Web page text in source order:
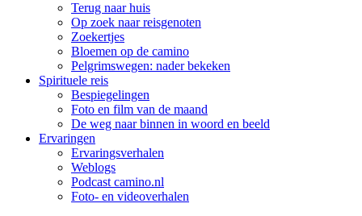
Terug naar huis
Op zoek naar reisgenoten
Zoekertjes
Bloemen op de camino
Pelgrimswegen: nader bekeken
Spirituele reis
Bespiegelingen
Foto en film van de maand
De weg naar binnen in woord en beeld
Ervaringen
Ervaringsverhalen
Weblogs
Podcast camino.nl
Foto- en videoverhalen